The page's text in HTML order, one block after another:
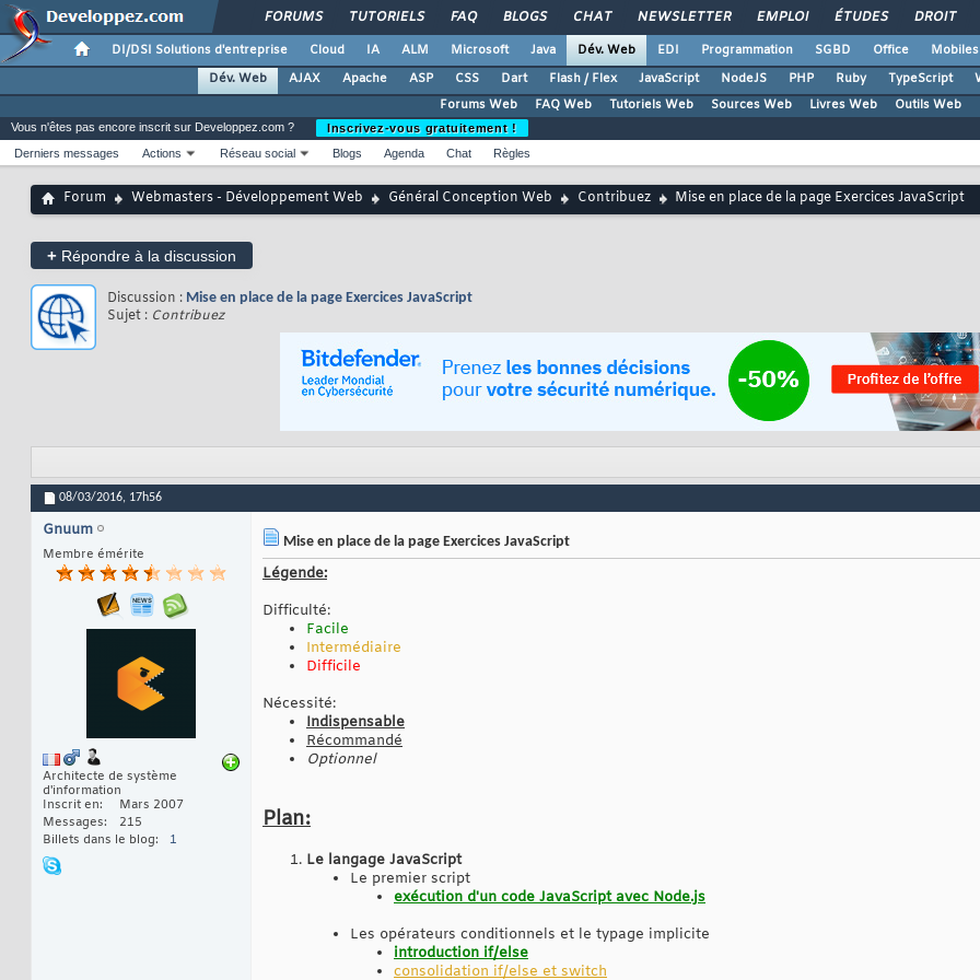
FORUMS TUTORIELS FAQ BLOGS CHAT NEWSLETTER EMPLOI ÉTUDES DROIT
DI/DSI Solutions d'entreprise Cloud IA ALM Microsoft Java Dév. Web EDI Programmation SGBD Office
Mobiles
Dév. Web
AJAX Apache ASP CSS Dart Flash / Flex JavaScript NodeJS PHP Ruby TypeScript
Forums Web
FAQ Web Tutoriels Web Sources Web Livres Web Outils Web
Vous n'êtes pas encore inscrit sur Developpez.com ?
Inscrivez-vous gratuitement !
Derniers messages
Actions Réseau social Blogs Agenda Chat Règles
Forum Webmasters - Développement Web Général Conception Web Contribuez Mise en place de la page Exercices JavaScript
+ Répondre à la discussion
Discussion : Mise en place de la page Exercices JavaScript
Sujet : Contribuez
08/03/2016, 17h56
Gnuum
Membre émérite
Architecte de système
d'information
Inscrit en
Mars 2007
Messages
215
Billets dans le blog
1
Mise en place de la page Exercices JavaScript
Légende:
Difficulté:
Facile
Intermédiaire
Difficile
Nécessité:
Indispensable
Récommandé
Optionnel
Plan:
Le langage JavaScript
Le premier script
exécution d'un code JavaScript avec Node.js
Les opérateurs conditionnels et le typage implicite
introduction if/else
consolidation if/else et switch